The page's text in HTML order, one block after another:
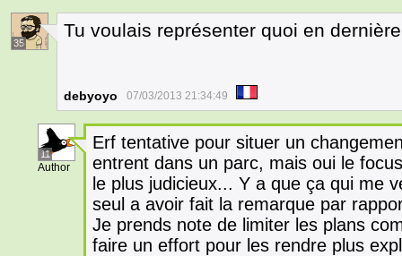
35
Tu voulais représenter quoi en
debyoyo 07/03/2013 21:34:49
11
Author
Erf tentative pour situer un
entrent dans un parc, mais oui le
le plus judicieux... Y a que ça qui me
seul a avoir fait la remarque par
Je prends note de limiter les plans
faire un effort pour les rendre plus